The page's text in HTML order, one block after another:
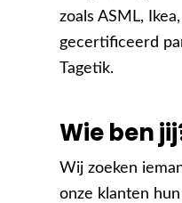
zoals ASML,
gecertificeerd
Tagetik.
Wie ben
Wij zoeken
onze klanten